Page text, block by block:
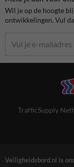
Wil je op de hoogte
ontwikkelingen. Vul
TrafficSupply
Veiligheidsbord.nl is